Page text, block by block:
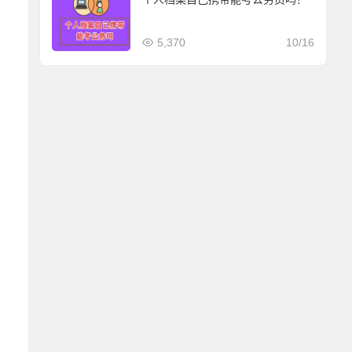
10/16
5,370